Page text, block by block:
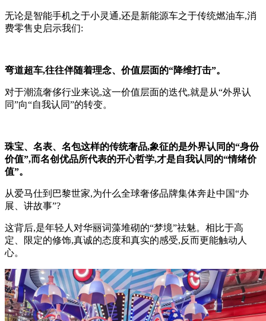
无论是智能手机之于小灵通,还是新能源车之于传统燃油车,消
费零售史启示我们:
弯道超车,往往伴随着理念、价值层面的“降维打击”。
对于潮流奢侈行业来说,这一价值层面的迭代,就是从“外界认
同”向“自我认同”的转变。
珠宝、名表、名包这样的传统奢品,象征的是外界认同的“身份
价值”,而名创优品所代表的开心哲学,才是自我认同的“情绪价
值”。
从爱马仕到巴黎世家,为什么全球奢侈品牌集体奔赴中国“办
展、讲故事”?
这背后,是年轻人对华丽词藻堆砌的“梦境”祛魅。相比于高
定、限定的修饰,真诚的态度和真实的感受,反而更能触动人
心。